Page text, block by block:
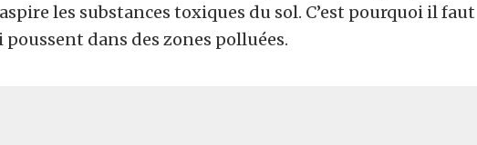
les substances toxiques du sol. C’est pourquoi il faut
dans des zones polluées.